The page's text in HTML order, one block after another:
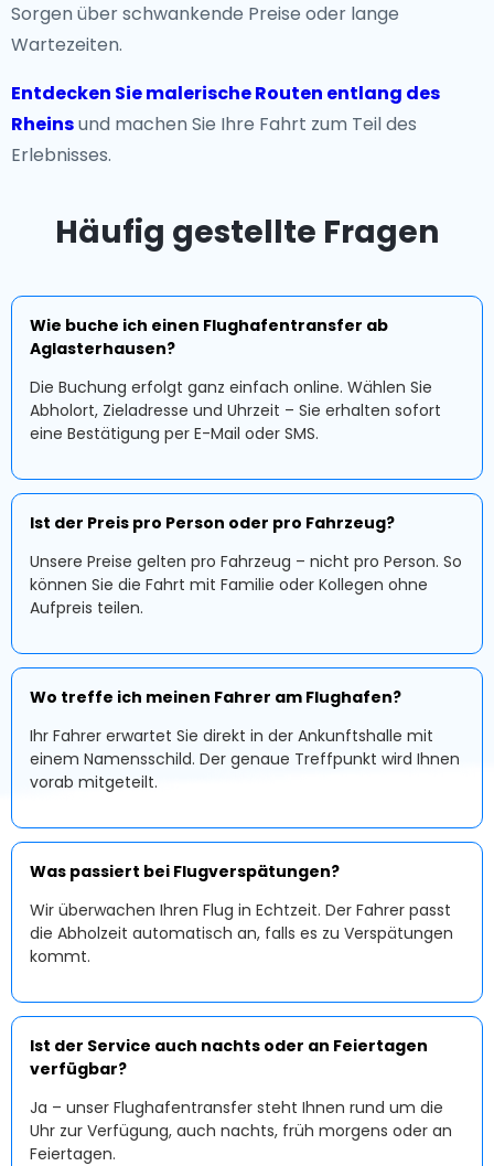
Sorgen über schwankende Preise oder lange
Wartezeiten.
Entdecken Sie malerische Routen entlang des
Rheinsund machen Sie Ihre Fahrt zum Teil des
Erlebnisses.
Häufig gestellte Fragen
Wie buche ich einen Flughafentransfer ab
Aglasterhausen?
Die Buchung erfolgt ganz einfach online. Wählen Sie
Abholort, Zieladresse und Uhrzeit – Sie erhalten sofort
eine Bestätigung per E-Mail oder SMS.
Ist der Preis pro Person oder pro Fahrzeug?
Unsere Preise gelten pro Fahrzeug – nicht pro Person. So
können Sie die Fahrt mit Familie oder Kollegen ohne
Aufpreis teilen.
Wo treffe ich meinen Fahrer am Flughafen?
Ihr Fahrer erwartet Sie direkt in der Ankunftshalle mit
einem Namensschild. Der genaue Treffpunkt wird Ihnen
vorab mitgeteilt.
Was passiert bei Flugverspätungen?
Wir überwachen Ihren Flug in Echtzeit. Der Fahrer passt
die Abholzeit automatisch an, falls es zu Verspätungen
kommt.
Ist der Service auch nachts oder an Feiertagen
verfügbar?
Ja – unser Flughafentransfer steht Ihnen rund um die
Uhr zur Verfügung, auch nachts, früh morgens oder an
Feiertagen.